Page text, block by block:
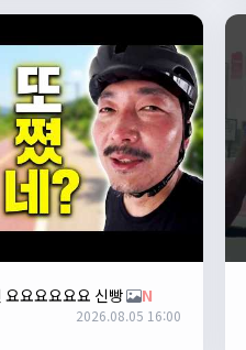
요요요요요요 신빵 N
2026.08.05 16:00